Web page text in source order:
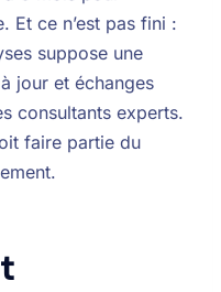
Et ce n’est pas fini :
suppose une
jour et échanges
consultants experts.
faire partie du